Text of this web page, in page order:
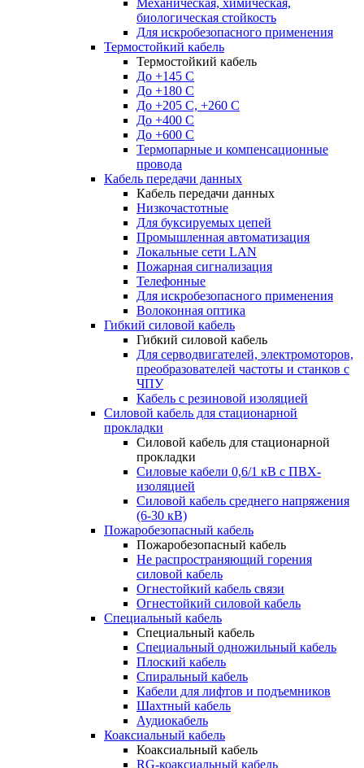
Механическая, химическая,
биологическая стойкость
Для искробезопасного применения
Термостойкий кабель
Термостойкий кабель
До +145 С
До +180 C
До +205 С, +260 С
До +400 C
До +600 С
Термопарные и компенсационные
провода
Кабель передачи данных
Кабель передачи данных
Низкочастотные
Для буксируемых цепей
Промышленная автоматизация
Локальные сети LAN
Пожарная сигнализация
Телефонные
Для искробезопасного применения
Волоконная оптика
Гибкий силовой кабель
Гибкий силовой кабель
Для серводвигателей, электромоторов,
преобразователей частоты и станков с
ЧПУ
Кабель с резиновой изоляцией
Силовой кабель для стационарной
прокладки
Силовой кабель для стационарной
прокладки
Силовые кабели 0,6/1 кВ с ПВХ-
изоляцией
Силовой кабель среднего напряжения
(6-30 кВ)
Пожаробезопасный кабель
Пожаробезопасный кабель
Не распространяющий горения
силовой кабель
Огнестойкий кабель связи
Огнестойкий силовой кабель
Специальный кабель
Специальный кабель
Специальный одножильный кабель
Плоский кабель
Спиральный кабель
Кабели для лифтов и подъемников
Шахтный кабель
Аудиокабель
Коаксиальный кабель
Коаксиальный кабель
RG-коаксиальный кабель